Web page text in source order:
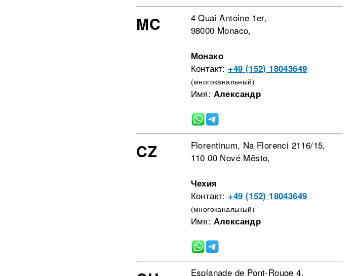
MC
4 Quai Antoine 1er,
98000 Monaco,
Монако
Контакт: +49 (152) 18043649
(многоканальный)
Имя: Александр
CZ
Florentinum, Na Florenci 2116/15,
110 00 Nové Město,
Чехия
Контакт: +49 (152) 18043649
(многоканальный)
Имя: Александр
Esplanade de Pont-Rouge 4,